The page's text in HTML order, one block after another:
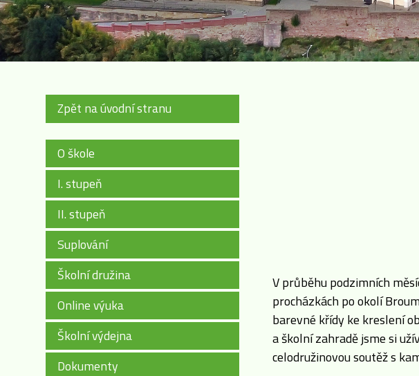
V průběhu podzimních
procházkách po okolí
barevné křídy ke kreslení
a školní zahradě jsme si
celodružinovou soutěž s
Zpět na úvodní stranu
O škole
I. stupeň
II. stupeň
Suplování
Školní družina
Online výuka
Školní výdejna
Dokumenty